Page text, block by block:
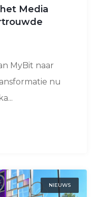
Media
MyBit naar
nu
NIEUWS